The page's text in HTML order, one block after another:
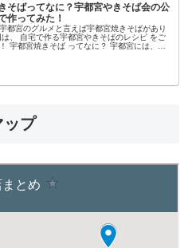
そばってなに？宇都宮やきそば会の公
作ってみた！
都宮のグルメと言えば宇都宮焼きそばがあり
は、 自宅で作る宇都宮やきそばのレシピ をご
宇都宮焼きそば ってなに？ 宇都宮には、老
ップ